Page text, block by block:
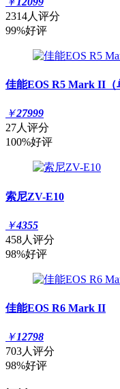
2314人评分
99%好评
佳能EOS R5 Mark II（
￥27999
27人评分
100%好评
索尼ZV-E10
￥4355
458人评分
98%好评
佳能EOS R6 Mark II
￥12798
703人评分
98%好评